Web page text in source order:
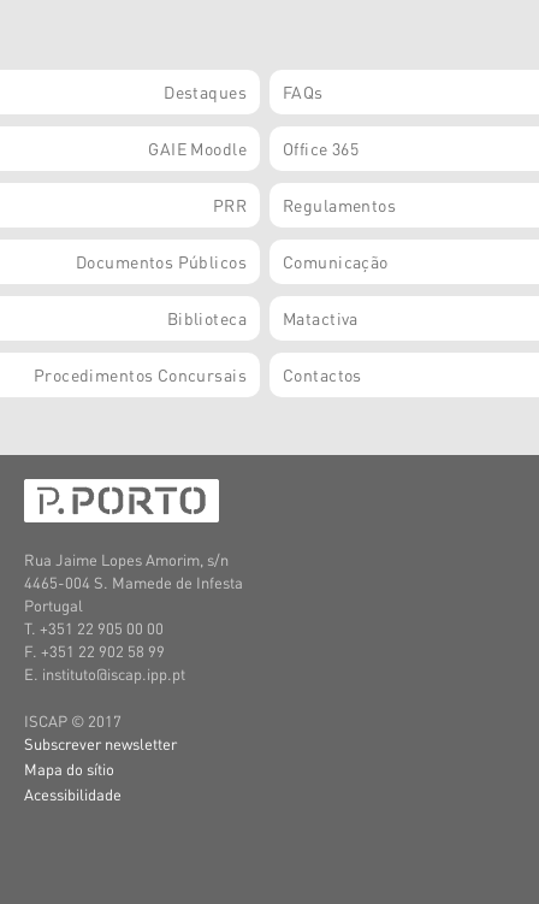
Destaques FAQs
GAIE Moodle Office 365
PRR Regulamentos
Documentos Públicos Comunicação
Biblioteca Matactiva
Procedimentos Concursais Contactos
Rua Jaime Lopes Amorim, s/n
4465-004 S. Mamede de Infesta
Portugal
T. +351 22 905 00 00
F. +351 22 902 58 99
E. instituto@iscap.ipp.pt
ISCAP © 2017
Subscrever newsletter
Mapa do sítio
Acessibilidade